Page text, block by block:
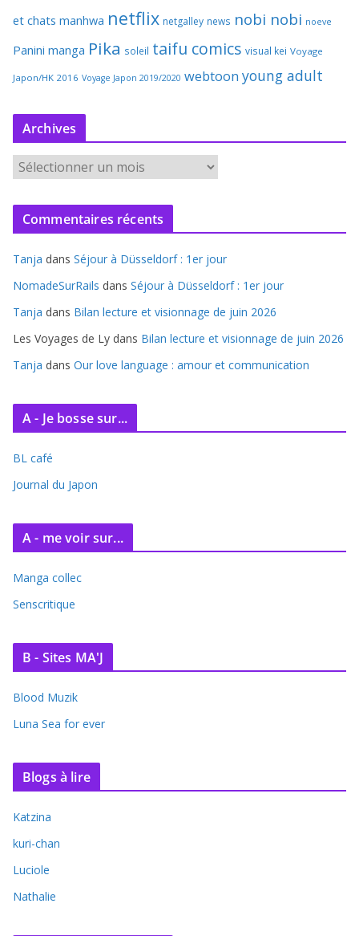
et chats manhwa netflix netgalley news nobi nobi noeve
Panini manga Pika soleil taifu comics visual kei Voyage
Japon/HK 2016 Voyage Japon 2019/2020 webtoon young adult
Archives
r
c
v
e
s
Commentaires récents
Tanja dans Séjour à Düsseldorf : 1er jour
NomadeSurRails dans Séjour à Düsseldorf : 1er jour
Tanja dans Bilan lecture et visionnage de juin 2026
Les Voyages de Ly dans Bilan lecture et visionnage de juin 2026
Tanja dans Our love language : amour et communication
A - Je bosse sur...
BL café
Journal du Japon
A - me voir sur...
Manga collec
Senscritique
B - Sites MA'J
Blood Muzik
Luna Sea for ever
Blogs à lire
Katzina
kuri-chan
Luciole
Nathalie